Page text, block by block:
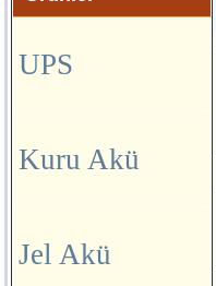
UPS
Kuru Akü
Jel Akü